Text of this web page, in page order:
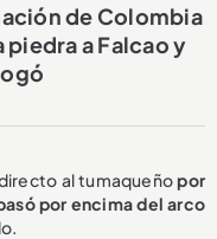
de Colombia
piedra a Falcao y
al tumaqueñopor
por encima del arco